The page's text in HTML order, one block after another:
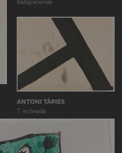
Ballspielende
ANTONI TÀPIES
T inclinada